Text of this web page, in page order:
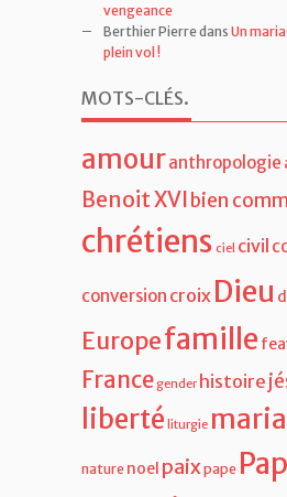
vengeance
Berthier Pierredans Un
plein vol !
MOTS-CLÉS.
amouranthropologie
Benoit XVIbien
chrétiens ciel civil
conversion croix Dieu
Europefamille
Francegender histoire
liberté liturgie
nature noel paixpape